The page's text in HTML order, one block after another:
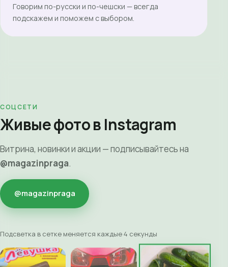
Говорим по-русски и по-чешски — всегда
подскажем и поможем с выбором.
СОЦСЕТИ
Живые фото в Instagram
Витрина, новинки и акции — подписывайтесь на
@magazinpraga.
@magazinpraga
Подсветка в сетке меняется каждые 4 секунды